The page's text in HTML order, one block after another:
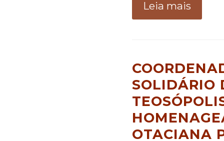
Leia mais
SOLIDÁRIO
OTACIANA